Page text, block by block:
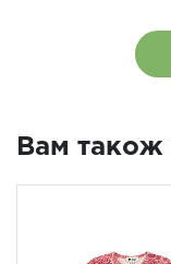
Вам також